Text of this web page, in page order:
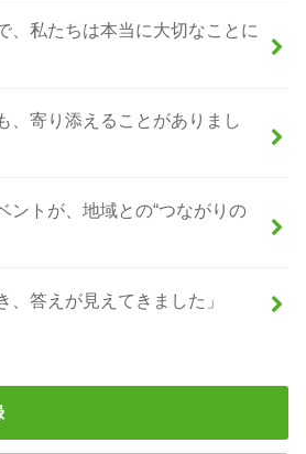
、私たちは本当に大切なことに
、寄り添えることがありまし
ントが、地域との“つながりの
、答えが見えてきました」